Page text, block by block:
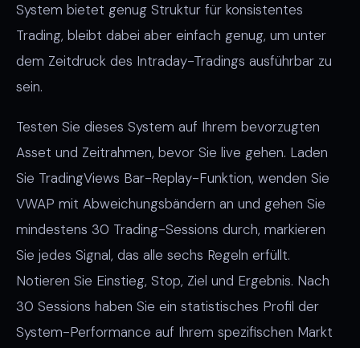
System bietet genug Struktur für konsistentes
Trading, bleibt dabei aber einfach genug, um unter
dem Zeitdruck des Intraday-Tradings ausführbar zu
sein.
Testen Sie dieses System auf Ihrem bevorzugten
Asset und Zeitrahmen, bevor Sie live gehen. Laden
Sie TradingViews Bar-Replay-Funktion, wenden Sie
VWAP mit Abweichungsbändern an und gehen Sie
mindestens 30 Trading-Sessions durch, markieren
Sie jedes Signal, das alle sechs Regeln erfüllt.
Notieren Sie Einstieg, Stop, Ziel und Ergebnis. Nach
30 Sessions haben Sie ein statistisches Profil der
System-Performance auf Ihrem spezifischen Markt